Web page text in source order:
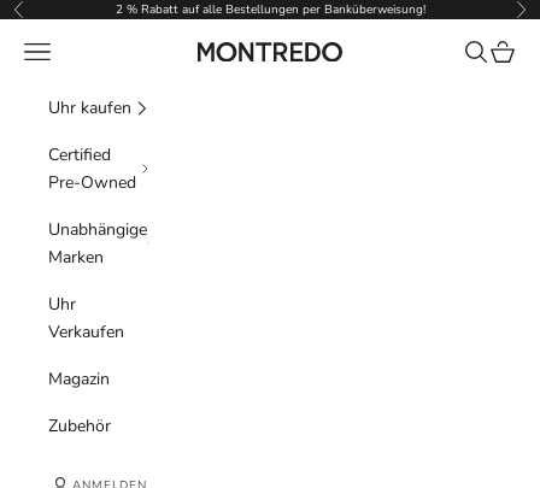
Zum Inhalt springen
Zurück 2 % Rabatt auf alle Bestellungen per Banküberweisung! Vor
Montredo
Menü Suchen
Uhr kaufen
Certified
Pre-Owned
Unabhängige
Marken
Uhr
Verkaufen
Magazin
Zubehör